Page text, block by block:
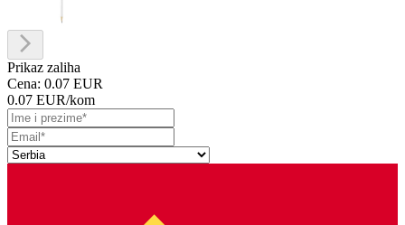
Prikaz zaliha
Cena: 0.07 EUR
0.07 EUR/kom